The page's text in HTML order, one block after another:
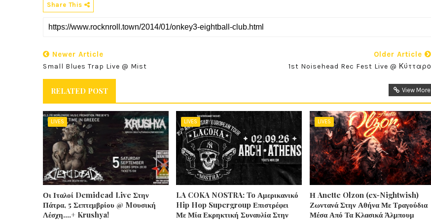
Share This
Newer Article
Small Blues Trap Live @ Mist
Older Article
1st Noisehead Rec Fest Live @ Κύτταρο
RELATED POST View More
LIVES
Οι Ιταλοί Demidead Live Στην
Πάτρα, 5 Σεπτεμβρίου @ Moυσική
Λέσχη….+ Krushya!
LIVES
LA COKA NOSTRA: To Αμερικανικό
Hip Hop Supergroup Επιστρέφει
Με Μία Εκρηκτική Συναυλία Στην
LIVES
Η Anette Olzon (ex-Nightwish)
Ζωντανά Στην Αθήνα Με Τραγούδια
Μέσα Από Τα Κλασικά Άλμπουμ